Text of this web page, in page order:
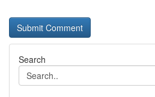
Search